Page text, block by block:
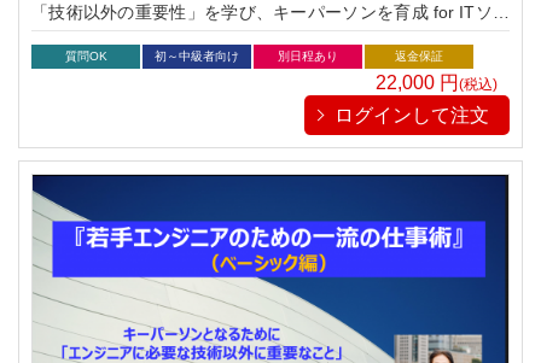
「技術以外の重要性」を学び、キーパーソンを育成 for ITソフ
トウェア・ハードウェアエンジニア（設計・開発者）
質問OK 初～中級者向け 別日程あり 返金保証
22,000 円 (税込)
ログインして注文